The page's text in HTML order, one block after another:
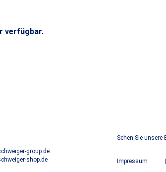
verfügbar.
group.de
shop.de
Sehen Sie unsere
Impressum